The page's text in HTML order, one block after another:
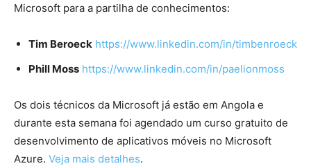
Microsoft para a partilha de conhecimentos:
Tim Beroeck https://www.linkedin.com/in/timbenroeck
Phill Moss https://www.linkedin.com/in/paelionmoss
Os dois técnicos da Microsoft já estão em Angola e
durante esta semana foi agendado um curso gratuito de
desenvolvimento de aplicativos móveis no Microsoft
Azure. Veja mais detalhes.